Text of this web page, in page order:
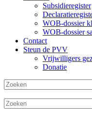
Subsidieregister
WOB-dossier
WOB-dossier
Contact
Steun de PVV
Vrijwilligers
Donatie